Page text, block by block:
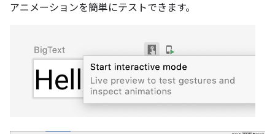
アニメーションを簡単にテストできます。